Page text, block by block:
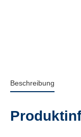
Beschreibung